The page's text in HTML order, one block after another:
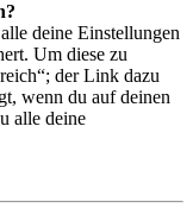
deine Einstellungen
Um diese zu
der Link dazu
wenn du auf deinen
alle deine